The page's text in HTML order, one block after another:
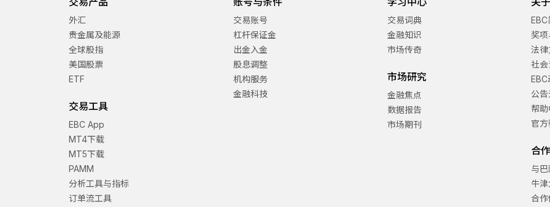
外汇
贵金属及能源
全球股指
美国股票
ETF
交易工具
EBC App
MT4下载
MT5下载
PAMM
分析工具与指标
订单流工具
交易账号
杠杆保证金
出金入金
股息调整
机构服务
金融科技
交易词典
金融知识
市场传奇
市场研究
金融焦点
数据报告
市场期刊
奖
法
社
公
帮
官
合
与
牛
合